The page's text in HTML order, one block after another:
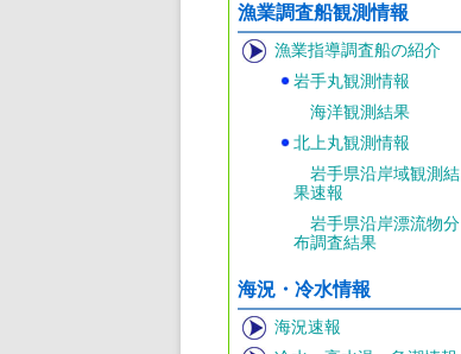
漁業調査船観測情報
漁業指導調査船の紹介
岩手丸観測情報
海洋観測結果
北上丸観測情報
岩手県沿岸域観測結
果速報
岩手県沿岸漂流物分
布調査結果
海況・冷水情報
海況速報